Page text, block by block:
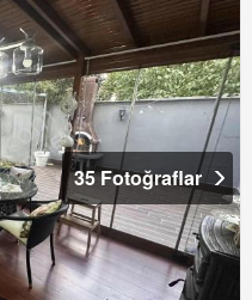
35 Fotoğraflar